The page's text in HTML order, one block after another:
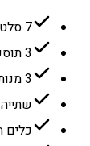
7 סלטים
3 תוספות
3 מנות בשר
כלים